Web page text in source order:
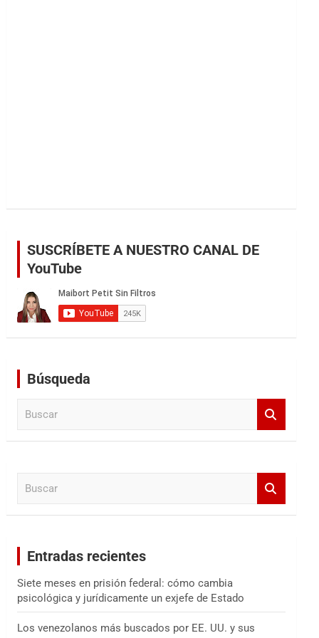
SUSCRÍBETE A NUESTRO CANAL DE
YouTube
Búsqueda
Entradas recientes
Siete meses en prisión federal: cómo cambia
psicológica y jurídicamente un exjefe de Estado
Los venezolanos más buscados por EE. UU. y sus